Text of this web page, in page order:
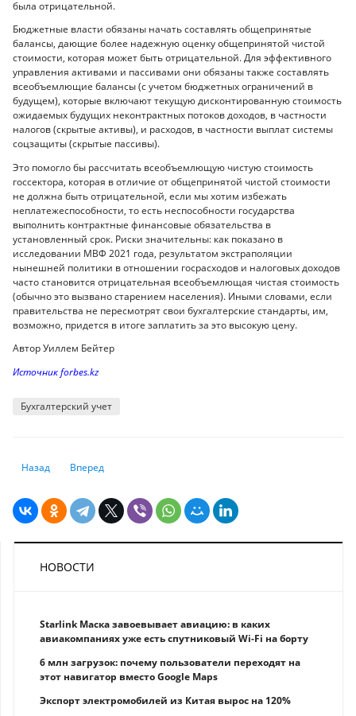
была отрицательной.
Бюджетные власти обязаны начать составлять общепринятые
балансы, дающие более надежную оценку общепринятой чистой
стоимости, которая может быть отрицательной. Для эффективного
управления активами и пассивами они обязаны также составлять
всеобъемлющие балансы (с учетом бюджетных ограничений в
будущем), которые включают текущую дисконтированную стоимость
ожидаемых будущих неконтрактных потоков доходов, в частности
налогов (скрытые активы), и расходов, в частности выплат системы
соцзащиты (скрытые пассивы).
Это помогло бы рассчитать всеобъемлющую чистую стоимость
госсектора, которая в отличие от общепринятой чистой стоимости
не должна быть отрицательной, если мы хотим избежать
неплатежеспособности, то есть неспособности государства
выполнить контрактные финансовые обязательства в
установленный срок. Риски значительны: как показано в
исследовании МВФ 2021 года, результатом экстраполяции
нынешней политики в отношении госрасходов и налоговых доходов
часто становится отрицательная всеобъемлющая чистая стоимость
(обычно это вызвано старением населения). Иными словами, если
правительства не пересмотрят свои бухгалтерские стандарты, им,
возможно, придется в итоге заплатить за это высокую цену.
Автор Уиллем Бейтер
Источник forbes.kz
Бухгалтерский учет
Предыдущий: Казахстанец со средним заработком на пенсии
Назад Следующий: Смена руководства Нацбанка однозначно не
Вперед
НОВОСТИ
Starlink Маска завоевывает авиацию: в каких
авиакомпаниях уже есть спутниковый Wi-Fi на борту
6 млн загрузок: почему пользователи переходят на
этот навигатор вместо Google Maps
Экспорт электромобилей из Китая вырос на 120%